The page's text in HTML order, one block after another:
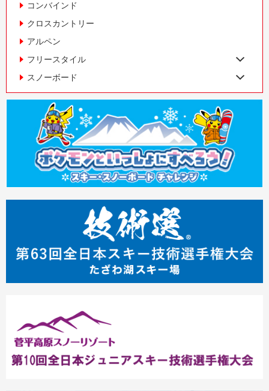
コンバインド
クロスカントリー
アルペン
フリースタイル
スノーボード